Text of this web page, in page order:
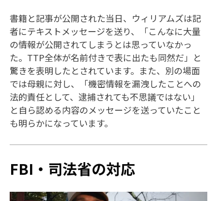
書籍と記事が公開された当日、ウィリアムズは記
者にテキストメッセージを送り、「こんなに大量
の情報が公開されてしまうとは思っていなかっ
た。TTP全体が名前付きで表に出たも同然だ」と
驚きを表明したとされています。また、別の場面
では母親に対し、「機密情報を漏洩したことへの
法的責任として、逮捕されても不思議ではない」
と自ら認める内容のメッセージを送っていたこと
も明らかになっています。
FBI・司法省の対応